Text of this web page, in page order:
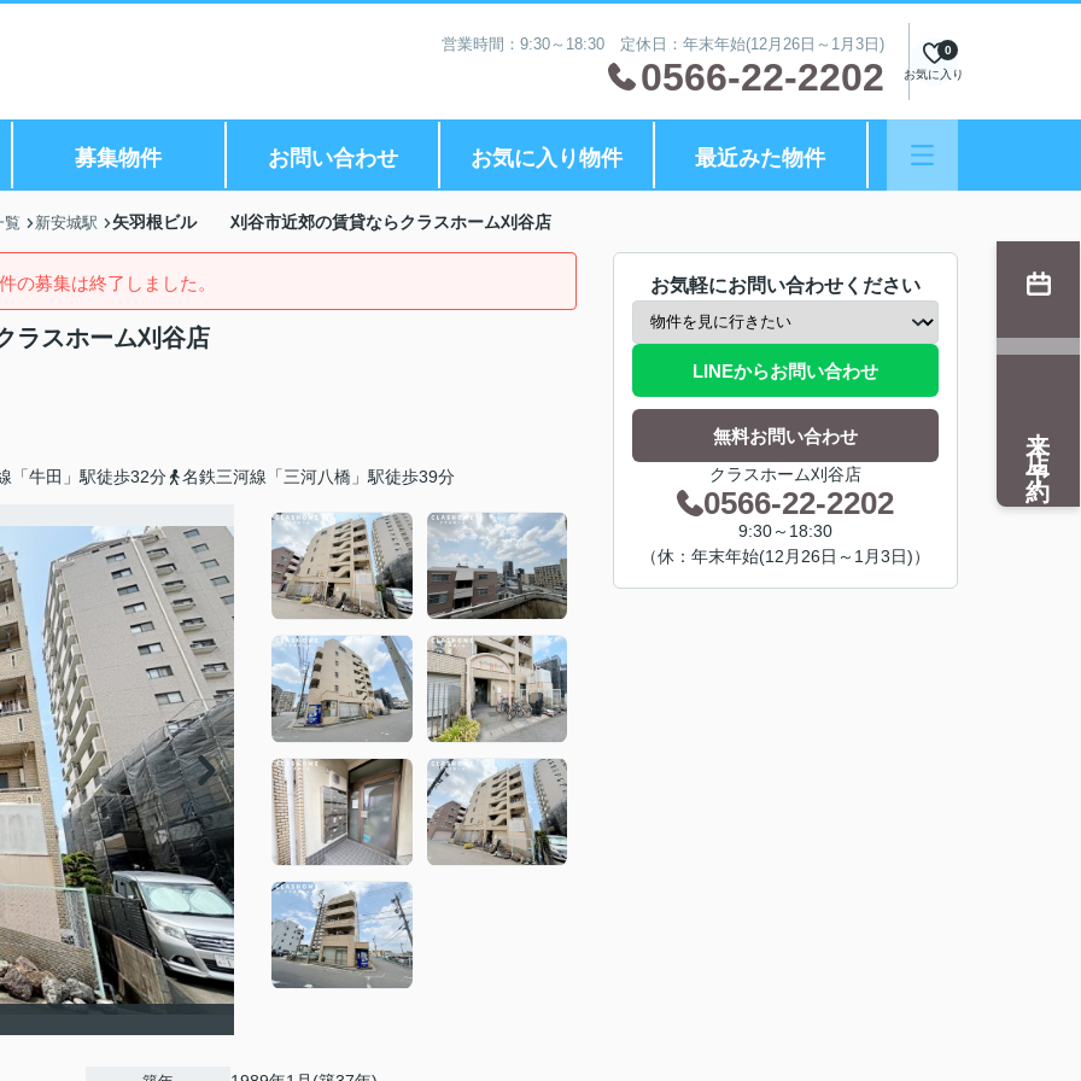
営業時間：9:30～18:30 定休日：年末年始(12月26日～1月3日)
0566-22-2202 お気に入り
0
募集物件 お問い合わせ お気に入り物件 最近みた物件
覧 新安城駅 矢羽根ビル 刈谷市近郊の賃貸ならクラスホーム刈谷店
の募集は終了しました。
スホーム刈谷店
「牛田」駅徒歩32分 名鉄三河線「三河八橋」駅徒歩39分
お気軽にお問い合わせください
LINEからお問い合わせ
無料お問い合わせ
クラスホーム刈谷店
0566-22-2202
9:30～18:30
（休：年末年始(12月26日～1月3日)）
来店予約